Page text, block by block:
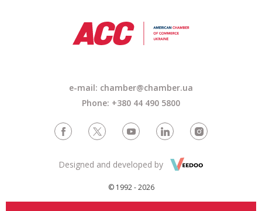
e-mail: chamber@chamber.ua
Phone: +380 44 490 5800
© 1992 - 2026
Designed and developed by